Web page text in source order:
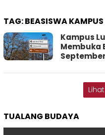
TAG:BEASISWA KAMPUS
Kampus
Membuka
TUALANG BUDAYA